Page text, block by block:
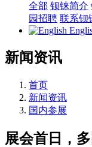
全部 钡铼简介
园招聘 联系钡
新闻资讯
首页
新闻资讯
国内参展
展会首日，